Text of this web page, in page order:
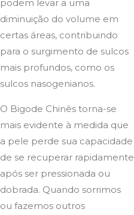
podem levar a uma
diminuição do volume em
certas áreas, contribuindo
para o surgimento de sulcos
mais profundos, como os
sulcos nasogenianos.
O Bigode Chinês torna-se
mais evidente à medida que
a pele perde sua capacidade
de se recuperar rapidamente
após ser pressionada ou
dobrada. Quando sorrimos
ou fazemos outros